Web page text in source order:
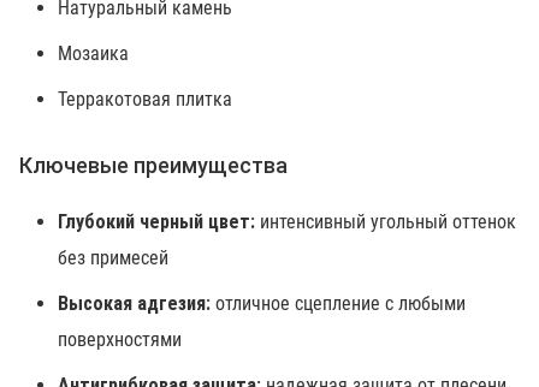
Натуральный камень
Мозаика
Терракотовая плитка
Ключевые преимущества
Глубокий черный цвет: интенсивный угольный оттенок
без примесей
Высокая адгезия: отличное сцепление с любыми
поверхностями